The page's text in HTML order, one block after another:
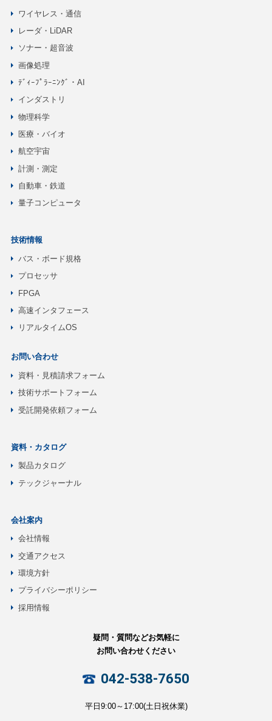
ワイヤレス・通信
レーダ・LiDAR
ソナー・超音波
画像処理
ﾃﾞｨｰﾌﾟﾗｰﾆﾝｸﾞ・AI
インダストリ
物理科学
医療・バイオ
航空宇宙
計測・測定
自動車・鉄道
量子コンピュータ
技術情報
バス・ボード規格
プロセッサ
FPGA
高速インタフェース
リアルタイムOS
お問い合わせ
資料・見積請求フォーム
技術サポートフォーム
受託開発依頼フォーム
資料・カタログ
製品カタログ
テックジャーナル
会社案内
会社情報
交通アクセス
環境方針
プライバシーポリシー
採用情報
疑問・質問などお気軽に
お問い合わせください
042-538-7650
平日9:00～17:00(土日祝休業)